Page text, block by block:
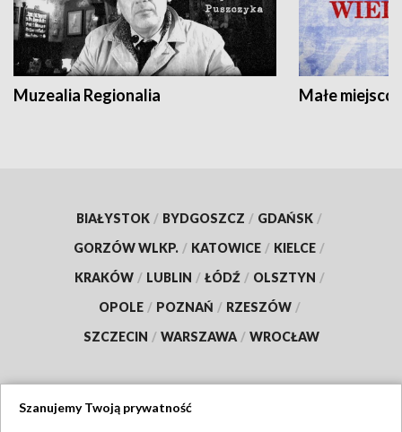
Muzealia Regionalia Małe
BIAŁYSTOK / BYDGOSZCZ / GDAŃSK /
GORZÓW WLKP. / KATOWICE / KIELCE /
KRAKÓW / LUBLIN / ŁÓDŹ / OLSZTYN /
OPOLE / POZNAŃ / RZESZÓW /
SZCZECIN / WARSZAWA / WROCŁAW
Szanujemy Twoją prywatność